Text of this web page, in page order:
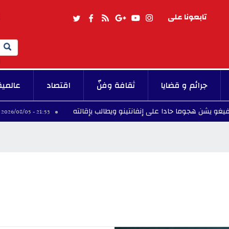
تابعونا على
Search
جرائم و قضايا ثقافة وفنّ اقتصاد
على إنفانتينو ويطالب بإقالته 21:53 - 2026/08/05 وزارة التربية.. 91.40 بالمائة من المعلّمين المقبولين في حركة نقل تقريب الأزواج تحصلوا على نقلة